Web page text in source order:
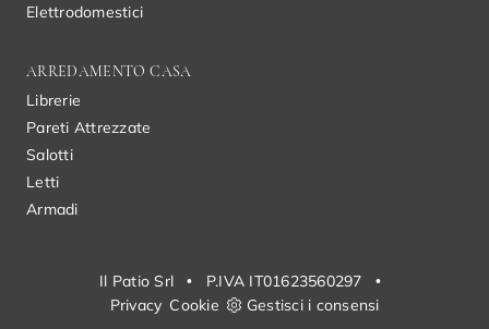
Elettrodomestici
ARREDAMENTO CASA
Librerie
Pareti Attrezzate
Salotti
Letti
Armadi
Il Patio Srl • P.IVA IT01623560297
•
Privacy Cookie Gestisci i consensi